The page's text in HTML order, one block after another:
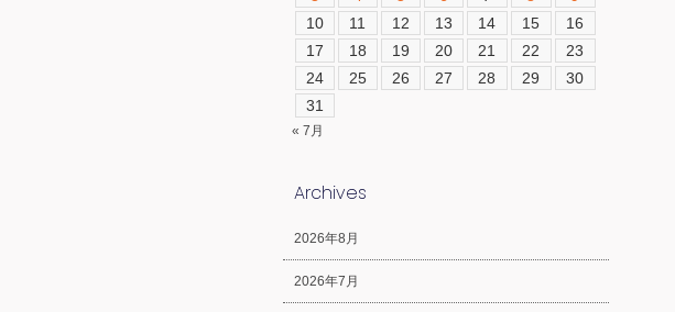
10
11 12 13 14 15
16
17
18 19 20 21 22
23
24
25 26 27 28 29
30
31
« 7月
Archives
2026年8月
2026年7月